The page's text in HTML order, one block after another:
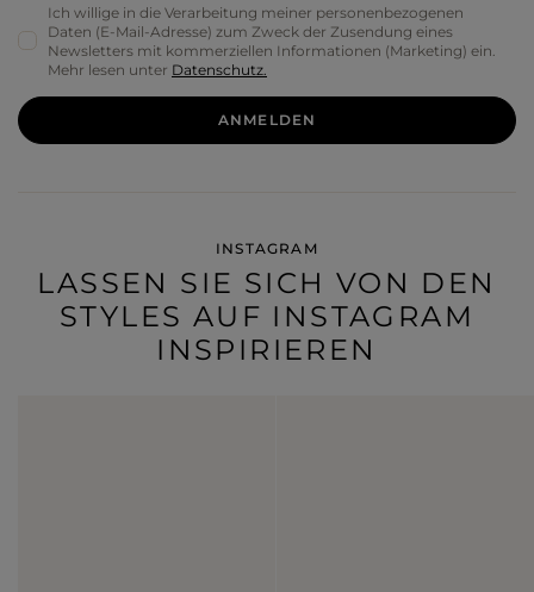
Ich willige in die Verarbeitung meiner personenbezogenen
Daten (E-Mail-Adresse) zum Zweck der Zusendung eines
Newsletters mit kommerziellen Informationen (Marketing) ein.
Mehr lesen unter Datenschutz.
ANMELDEN
INSTAGRAM
LASSEN SIE SICH VON DEN
STYLES AUF INSTAGRAM
INSPIRIEREN